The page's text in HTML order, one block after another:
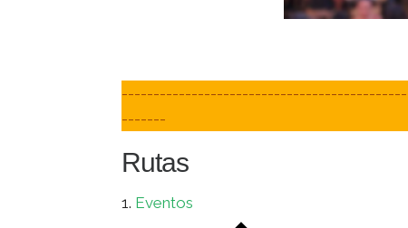
-------
Rutas
Eventos